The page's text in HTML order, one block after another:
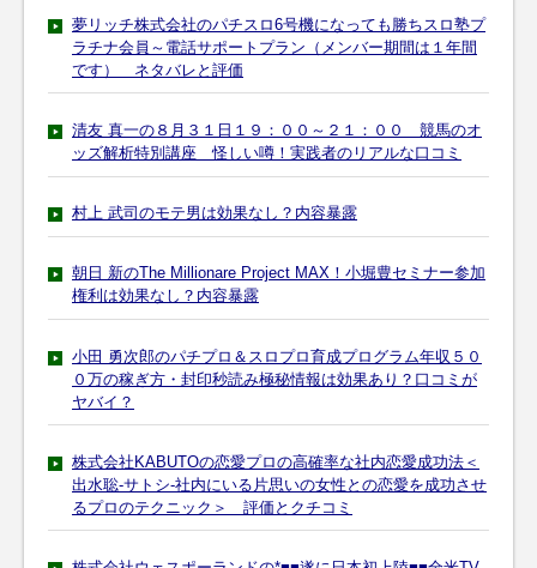
夢リッチ株式会社のパチスロ6号機になっても勝ちスロ塾プ
ラチナ会員～電話サポートプラン（メンバー期間は１年間
です） ネタバレと評価
清友 真一の８月３１日１９：００～２１：００ 競馬のオ
ッズ解析特別講座 怪しい噂！実践者のリアルな口コミ
村上 武司のモテ男は効果なし？内容暴露
朝日 新のThe Millionare Project MAX！小堀豊セミナー参加
権利は効果なし？内容暴露
小田 勇次郎のパチプロ＆スロプロ育成プログラム年収５０
０万の稼ぎ方・封印秒読み極秘情報は効果あり？口コミが
ヤバイ？
株式会社KABUTOの恋愛プロの高確率な社内恋愛成功法＜
出水聡-サトシ-社内にいる片思いの女性との恋愛を成功させ
るプロのテクニック＞ 評価とクチコミ